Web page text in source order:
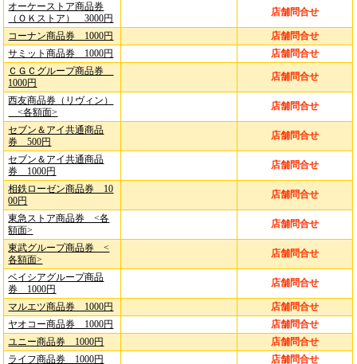
オーケーストア商品券
（ＯＫストア） 3000円
店舗問合せ
コーナン商品券 1000円
店舗問合せ
サミット商品券 1000円
店舗問合せ
ＣＧＣグループ商品券
1000円
店舗問合せ
西友商品券（リヴィン）
<各額面>
店舗問合せ
セブン＆アイ共通商品
券 500円
店舗問合せ
セブン＆アイ共通商品
券 1000円
店舗問合せ
相鉄ローゼン商品券 10
00円
店舗問合せ
東急ストア商品券 <各
額面>
店舗問合せ
東武グループ商品券 <
各額面>
店舗問合せ
ベイシアグループ商品
券 1000円
店舗問合せ
マルエツ商品券 1000円
店舗問合せ
ヤオコー商品券 1000円
店舗問合せ
ユニー商品券 1000円
店舗問合せ
ライフ商品券 1000円
店舗問合せ